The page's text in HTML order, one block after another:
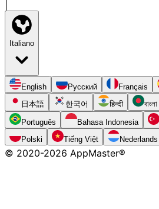
Italiano
English Русский Français
日本語
한국어 हिन्दी বাংলা
Português Bahasa Indonesia
Polski
Tiếng Việt Nederlands
© 2020-2026 AppMaster®